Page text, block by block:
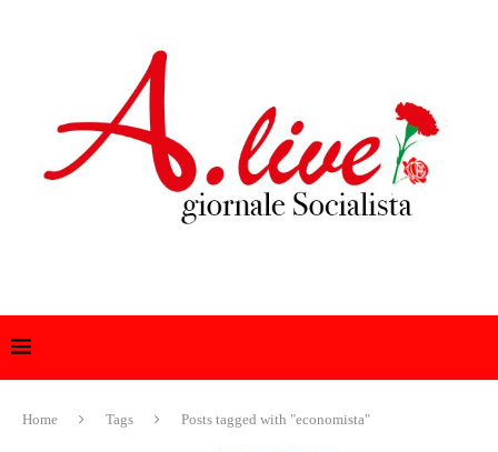
Home Tags Posts tagged with "economista"